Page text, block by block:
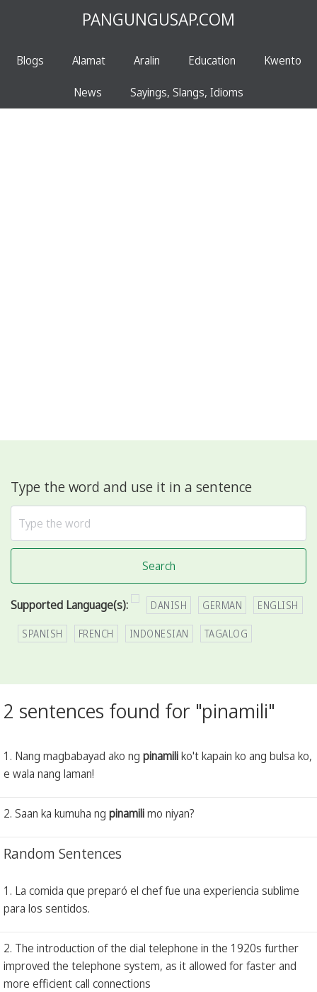
PANGUNGUSAP.COM
Blogs Alamat Aralin Education Kwento
News Sayings, Slangs, Idioms
Type the word and use it in a sentence
Search
Supported Language(s): DANISH GERMAN ENGLISH
SPANISH FRENCH INDONESIAN TAGALOG
2 sentences found for "pinamili"
1. Nang magbabayad ako ng pinamiliko't kapain ko ang bulsa ko,
e wala nang laman!
2. Saan ka kumuha ng pinamilimo niyan?
Random Sentences
1. La comida que preparó el chef fue una experiencia sublime
para los sentidos.
2. The introduction of the dial telephone in the 1920s further
improved the telephone system, as it allowed for faster and
more efficient call connections